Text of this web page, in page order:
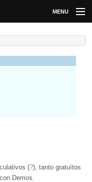
MENU
(?), tanto gratuítos
Demos.